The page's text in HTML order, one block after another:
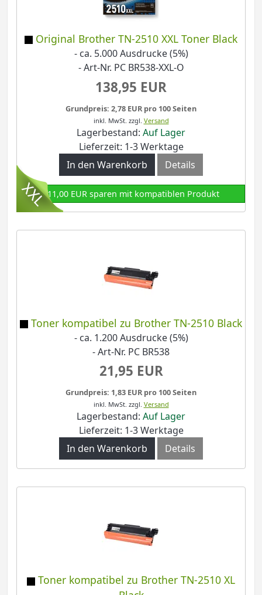
Original Brother TN-2510 XXL Toner Black
- ca. 5.000 Ausdrucke (5%)
- Art-Nr. PC BR538-XXL-O
138,95 EUR
Grundpreis: 2,78 EUR pro 100 Seiten
inkl. MwSt. zzgl. Versand
Lagerbestand: Auf Lager
Lieferzeit: 1-3 Werktage
In den Warenkorb
Details
111,00 EUR sparen mit kompatiblen Produkt
Toner kompatibel zu Brother TN-2510 Black
- ca. 1.200 Ausdrucke (5%)
- Art-Nr. PC BR538
21,95 EUR
Grundpreis: 1,83 EUR pro 100 Seiten
inkl. MwSt. zzgl. Versand
Lagerbestand: Auf Lager
Lieferzeit: 1-3 Werktage
In den Warenkorb
Details
Toner kompatibel zu Brother TN-2510 XL